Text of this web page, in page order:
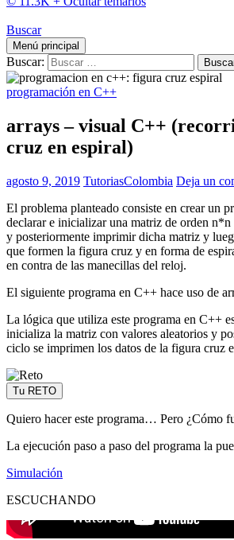
Buscar
Menú principal
Buscar:
programación en C++
arrays – visual C++
cruz en espiral)
agosto 9, 2019 TutoriasColombia Deja un
El problema planteado consiste en crear un
declarar e inicializar una matriz de orden n*n
y posteriormente imprimir dicha matriz y
que formen la figura cruz y en forma de
en contra de las manecillas del reloj.
El siguiente programa en C++ hace uso de
La lógica que utiliza este programa en C++
inicializa la matriz con valores aleatorios y
ciclo se imprimen los datos de la figura cruz
Tu RETO
Quiero hacer este programa… Pero ¿Cómo
La ejecución paso a paso del programa la
Simulación
ESCUCHANDO